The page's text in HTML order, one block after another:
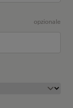
opzionale